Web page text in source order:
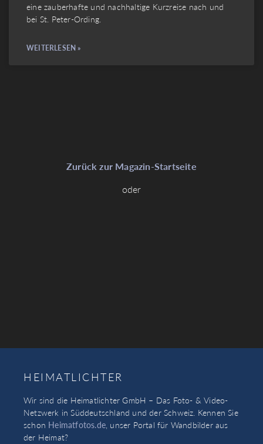
eine zauberhafte und nachhaltige Kurzreise nach und
bei St. Peter-Ording.
WEITERLESEN »
Zurück zur Magazin-Startseite
oder
HEIMATLICHTER
Wir sind die Heimatlichter GmbH – Das Foto- & Video-
Netzwerk in Süddeutschland und der Schweiz. Kennen Sie
schon Heimatfotos.de, unser Portal für Wandbilder aus
der Heimat?